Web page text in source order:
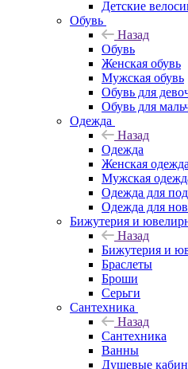
Детские
Обувь
Назад
Обувь
Женская обувь
Мужская обувь
Обувь для
Обувь для
Одежда
Назад
Одежда
Женская одежда
Мужская
Одежда для
Одежда для
Бижутерия и
Назад
Бижутерия и
Браслеты
Броши
Серьги
Сантехника
Назад
Сантехника
Ванны
Душевые